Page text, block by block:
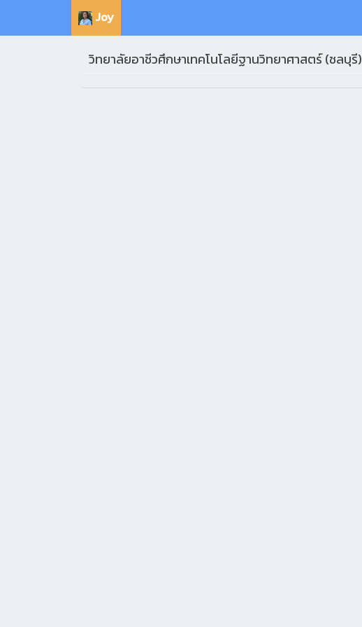
Joy
วิทยาลัยอาชีวศึกษาเทคโนโลยีฐานวิทยาศาสตร์ (ชลบุรี)